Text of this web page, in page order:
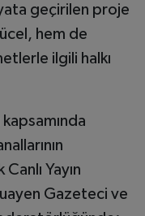
geçirilen proje
hem de
ilgili halkı
kapsamında
Yayın
Gazeteci ve